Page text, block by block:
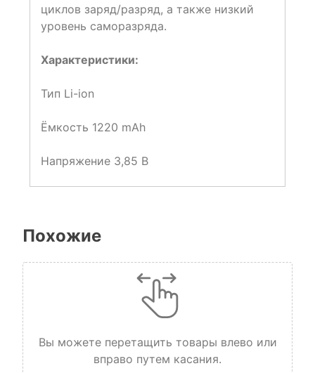
циклов заряд/разряд, а также низкий
уровень саморазряда.
Характеристики:
Тип Li-ion
Ёмкость 1220 mAh
Напряжение 3,85 В
Похожие
Вы можете перетащить товары влево или
вправо путем касания.